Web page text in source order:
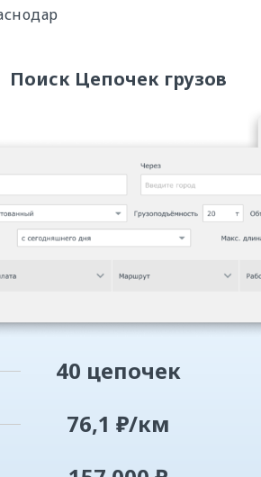
Поиск Цепочек грузов
40 цепочек
76,1 ₽/км